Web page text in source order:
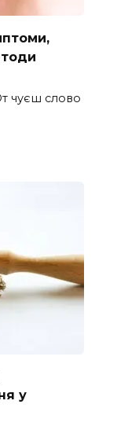
чуєш слово
у